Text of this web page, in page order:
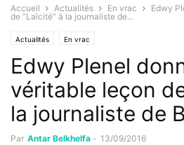
Accueil Actualités En vrac
Edwy
de “Laïcité” à la journaliste de...
Actualités En vrac
Edwy Plenel
véritable leçon
la journaliste de
Par Antar Belkhelfa - 13/09/2016